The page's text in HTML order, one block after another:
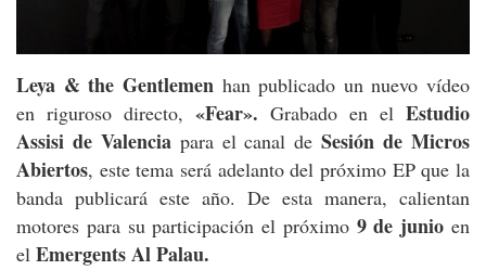
Leya & the Gentlemenhan publicado un nuevo vídeo
en riguroso directo, «Fear». Grabado en el Estudio
Assisi de Valenciapara el canal deSesión de Micros
Abiertos, este tema será adelanto del próximo EP que la
banda publicará este año. De esta manera, calientan
motores para su participación el próximo9 de junio en
el Emergents Al Palau.